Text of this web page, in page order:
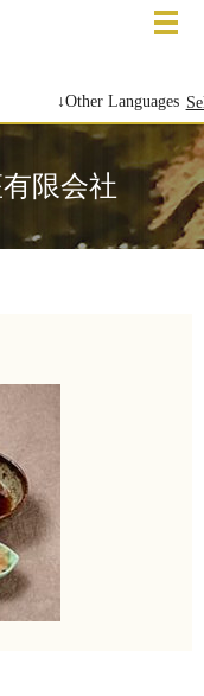
↓Other Languages
メ
有限会社